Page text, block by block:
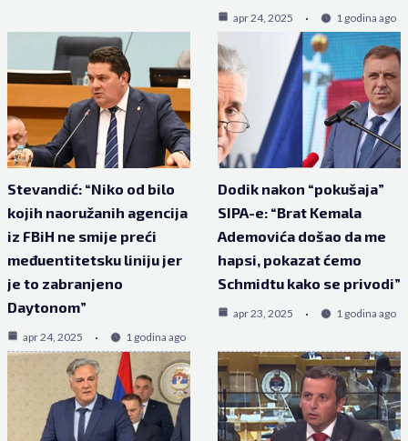
apr 24, 2025 1 godina ago
Stevandić: “Niko od bilo
kojih naoružanih agencija
iz FBiH ne smije preći
međuentitetsku liniju jer
je to zabranjeno
Daytonom”
apr 24, 2025 1 godina ago
Dodik nakon “pokušaja”
SIPA-e: “Brat Kemala
Ademovića došao da me
hapsi, pokazat ćemo
Schmidtu kako se privodi”
apr 23, 2025 1 godina ago